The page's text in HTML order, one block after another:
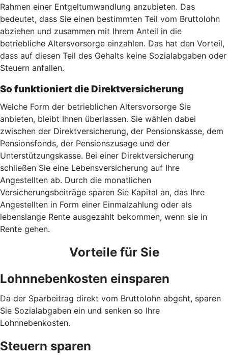
Rahmen einer Entgeltumwandlung anzubieten. Das
bedeutet, dass Sie einen bestimmten Teil vom Bruttolohn
abziehen und zusammen mit Ihrem Anteil in die
betriebliche Altersvorsorge einzahlen. Das hat den Vorteil,
dass auf diesen Teil des Gehalts keine Sozialabgaben oder
Steuern anfallen.
So funktioniert die Direktversicherung
Welche Form der betrieblichen Altersvorsorge Sie
anbieten, bleibt Ihnen überlassen. Sie wählen dabei
zwischen der Direktversicherung, der Pensionskasse, dem
Pensionsfonds, der Pensionszusage und der
Unterstützungskasse. Bei einer Direktversicherung
schließen Sie eine Lebensversicherung auf Ihre
Angestellten ab. Durch die monatlichen
Versicherungsbeiträge sparen Sie Kapital an, das Ihre
Angestellten in Form einer Einmalzahlung oder als
lebenslange Rente ausgezahlt bekommen, wenn sie in
Rente gehen.
Vorteile für Sie
Lohnnebenkosten einsparen
Da der Sparbeitrag direkt vom Bruttolohn abgeht, sparen
Sie Sozialabgaben ein und senken so Ihre
Lohnnebenkosten.
Steuern sparen